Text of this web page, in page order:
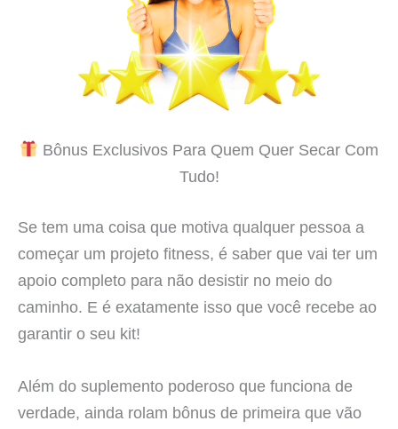
Bônus Exclusivos Para Quem Quer Secar Com
Tudo!
Se tem uma coisa que motiva qualquer pessoa a
começar um projeto fitness, é saber que vai ter um
apoio completo para não desistir no meio do
caminho. E é exatamente isso que você recebe ao
garantir o seu kit!
Além do suplemento poderoso que funciona de
verdade, ainda rolam bônus de primeira que vão